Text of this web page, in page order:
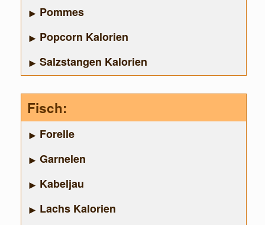
Pommes
Popcorn Kalorien
Salzstangen Kalorien
Fisch:
Forelle
Garnelen
Kabeljau
Lachs Kalorien